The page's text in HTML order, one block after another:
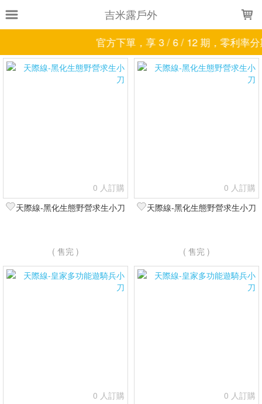
吉米露戶外
官方下單，享 3 / 6 / 12 期，零利率分期
銷售價格
篩選
0 人訂購
天際線-黑化生態野營求生小刀
( 售完 )
0 人訂購
天際線-黑化生態野營求生小刀
( 售完 )
0 人訂購
0 人訂購